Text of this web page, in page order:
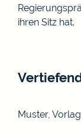
ihren Sitz hat.
Muster,